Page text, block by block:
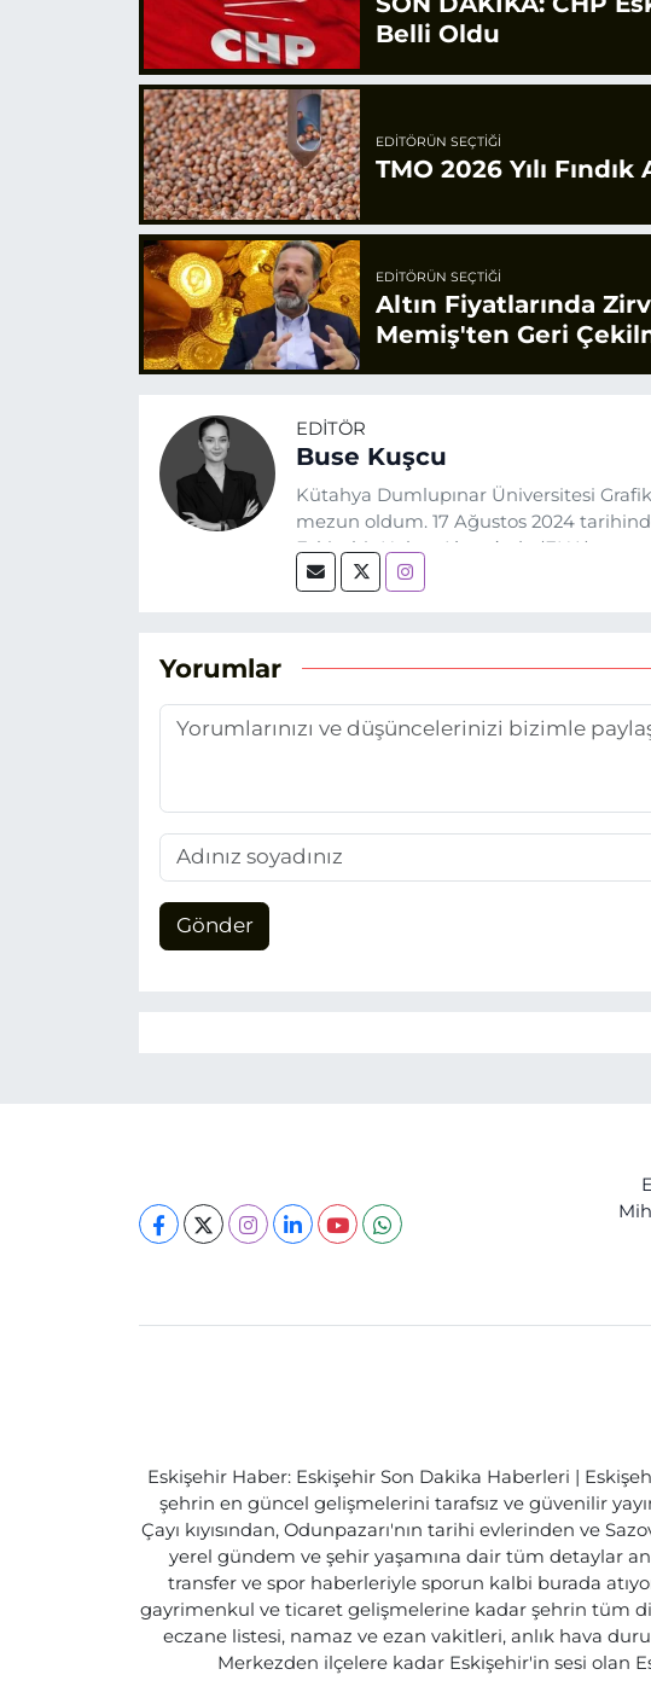
Belli Oldu
EDITÖRÜN SEÇTIĞI
TMO 2026 Yılı Fındık
EDITÖRÜN SEÇTIĞI
Altın Fiyatlarında
Memiş'ten Geri
EDITÖR
Buse Kuşcu
Kütahya Dumlupınar Üniversitesi
mezun oldum. 17 Ağustos 2024
Eskişehir Haber Ajansı’nda (EHA)
biri olan merak duygusunun etkisiyle
Yorumlar
Gönder
Eskişehir Haber: Eskişehir Son Dakika Haberleri |
şehrin en güncel gelişmelerini tarafsız ve güvenilir
Çayı kıyısından, Odunpazarı'nın tarihi evlerinden ve
yerel gündem ve şehir yaşamına dair tüm detaylar
transfer ve spor haberleriyle sporun kalbi burada
gayrimenkul ve ticaret gelişmelerine kadar şehrin tüm
eczane listesi, namaz ve ezan vakitleri, anlık hava
Merkezden ilçelere kadar Eskişehir'in sesi olan